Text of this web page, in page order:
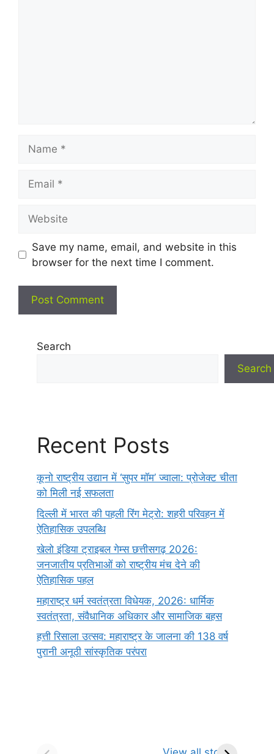
Save my name, email, and website in this
browser for the next time I comment.
Search
Search
Recent Posts
कूनो राष्ट्रीय उद्यान में ‘सुपर मॉम’ ज्वाला: प्रोजेक्ट चीता
को मिली नई सफलता
दिल्ली में भारत की पहली रिंग मेट्रो: शहरी परिवहन में
ऐतिहासिक उपलब्धि
खेलो इंडिया ट्राइबल गेम्स छत्तीसगढ़ 2026:
जनजातीय प्रतिभाओं को राष्ट्रीय मंच देने की
ऐतिहासिक पहल
महाराष्ट्र धर्म स्वतंत्रता विधेयक, 2026: धार्मिक
स्वतंत्रता, संवैधानिक अधिकार और सामाजिक बहस
हत्ती रिसाला उत्सव: महाराष्ट्र के जालना की 138 वर्ष
पुरानी अनूठी सांस्कृतिक परंपरा
किसे कहते है?
ज्योतिर्लिंग | नाम,